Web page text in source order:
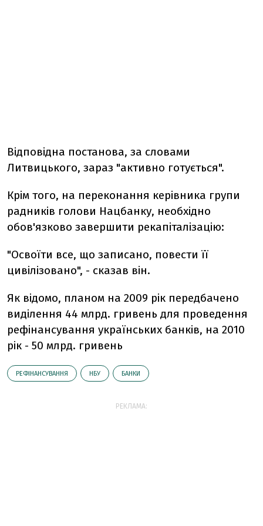
Відповідна постанова, за словами
Литвицького, зараз "активно готується".
Крім того, на переконання керівника групи
радників голови Нацбанку, необхідно
обов'язково завершити рекапіталізацію:
"Освоїти все, що записано, повести її
цивілізовано", - сказав він.
Як відомо, планом на 2009 рік передбачено
виділення 44 млрд. гривень для проведення
рефінансування українських банків, на 2010
рік - 50 млрд. гривень
РЕФІНАНСУВАННЯ НБУ БАНКИ
РЕКЛАМА: